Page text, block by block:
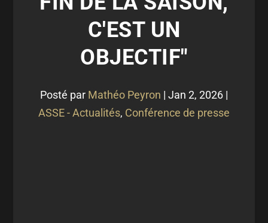
C'EST UN
OBJECTIF"
Posté par Mathéo Peyron | Jan 2, 2026 |
ASSE - Actualités, Conférence de presse